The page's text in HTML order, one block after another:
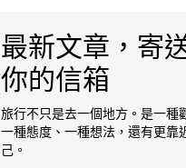
最新文章，寄
你的信箱
旅行不只是去一個地方。是一種
一種態度、一種想法，還有更靠
己。